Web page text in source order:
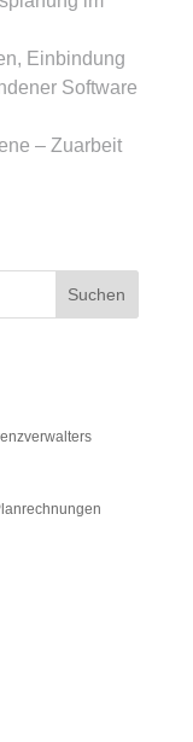
Einbindung
Software
– Zuarbeit
Suchen